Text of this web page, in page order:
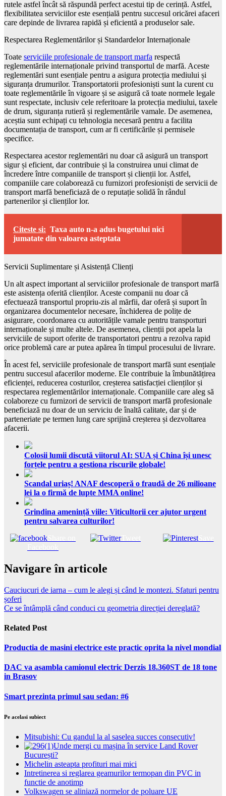
rutele astfel încât să răspundă perfect acestui tip de cerință. Astfel,
flexibilitatea serviciilor este esențială pentru succesul oricărei afaceri
care depinde de livrarea rapidă și eficientă a produselor sale.
Respectarea Reglementărilor și Standardelor Internaționale
Toate serviciile profesionale de transport marfa respectă
reglementările internaționale privind transportul de marfă. Aceste
reglementări sunt esențiale pentru a asigura protecția mediului și
siguranța drumurilor. Transportatorii profesioniști sunt la curent cu
toate reglementările în vigoare și se asigură că toate normele legale
sunt respectate, inclusiv cele referitoare la protecția mediului, taxele
de drum, siguranța rutieră și reglementările vamale. De asemenea,
aceștia sunt echipați cu tehnologia necesară pentru a facilita
documentația de transport, cum ar fi certificările și permisele
specifice.
Respectarea acestor reglementări nu doar că asigură un transport
sigur și eficient, dar contribuie și la construirea unui climat de
încredere între companiile de transport și clienții lor. Astfel,
companiile care colaborează cu furnizori profesioniști de servicii de
transport marfă beneficiază de o reputație solidă în rândul
partenerilor și clienților lor.
Citeste si: Taxa auto n-a adus bugetului nici
jumatate din valoarea asteptata
Servicii Suplimentare și Asistență Clienți
Un alt aspect important al serviciilor profesionale de transport marfă
este asistența oferită clienților. Aceste companii nu doar că
efectuează transportul propriu-zis al mărfii, dar oferă și suport în
organizarea documentelor necesare, închiderea de polițe de
asigurare, coordonarea cu autoritățile vamale pentru transporturi
internaționale și multe altele. De asemenea, clienții pot apela la
serviciile de suport oferite de transportatori pentru a rezolva rapid
orice problemă care ar putea apărea în timpul procesului de livrare.
În acest fel, serviciile profesionale de transport marfă sunt esențiale
pentru succesul afacerilor moderne. Ele contribuie la îmbunătățirea
eficienței, reducerea costurilor, creșterea satisfacției clienților și
respectarea reglementărilor internaționale. Companiile care aleg să
colaboreze cu furnizori de servicii de transport marfă profesionale
beneficiază nu doar de un serviciu de înaltă calitate, dar și de
parteneriate pe termen lung care sprijină creșterea și dezvoltarea
afacerii.
Colosii lumii discută viitorul AI: SUA și China își unesc
forțele pentru a gestiona riscurile globale!
Scandal uriaș! ANAF descoperă o fraudă de 26 milioane
lei la o firmă de lupte MMA online!
Grindina amenință viile: Viticultorii cer ajutor urgent
pentru salvarea culturilor!
Tweet Save
Navigare în articole
Cauciucuri de iarna – cum le alegi și când le montezi. Sfaturi pentru
șoferi
Ce se întâmplă când conduci cu geometria direcției dereglată?
Related Post
Productia de masini electrice este practic oprita la nivel mondial
DAC va asambla camionul electric Derzis 18.360ST de 18 tone
in Brasov
Smart prezinta primul sau sedan: #6
Pe acelasi subiect
Mitsubishi: Cu gandul la al saselea succes consecutiv!
Unde mergi cu mașina în service Land Rover
București?
Michelin asteapta profituri mai mici
Intretinerea si reglarea geamurilor termopan din PVC in
functie de anotimp
Volkswagen se aliniază normelor de poluare UE